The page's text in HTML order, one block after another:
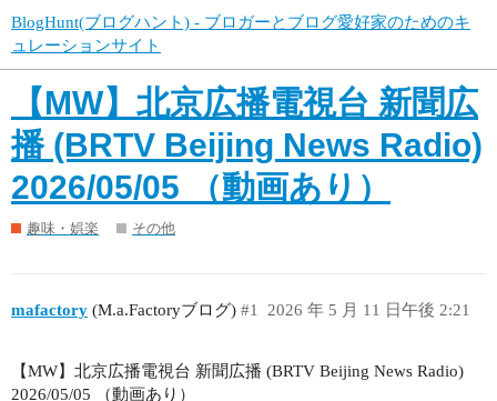
BlogHunt(ブログハント) - ブロガーとブログ愛好家のためのキ
ュレーションサイト
【MW】北京広播電視台 新聞広
播 (BRTV Beijing News Radio)
2026/05/05 （動画あり）
趣味・娯楽 その他
mafactory (M.a.Factoryブログ) 2026 年 5 月 11 日午後 2:21
#1
【MW】北京広播電視台 新聞広播 (BRTV Beijing News Radio)
2026/05/05 （動画あり）